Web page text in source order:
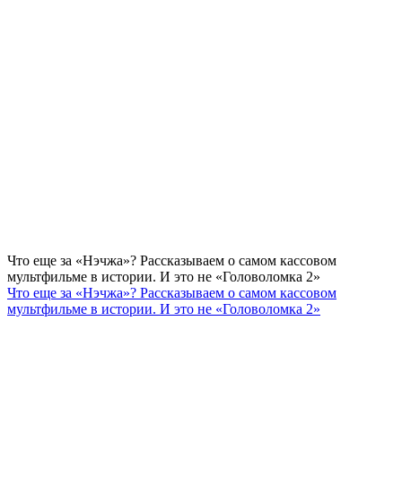
Что еще за «Нэчжа»? Рассказываем о самом кассовом
мультфильме в истории. И это не «Головоломка 2»
Что еще за «Нэчжа»? Рассказываем о самом кассовом
мультфильме в истории. И это не «Головоломка 2»